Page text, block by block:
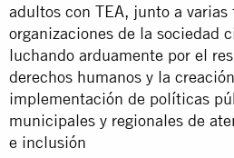
adultos con TEA, junto a varias
organizaciones de la sociedad
luchando arduamente por el
derechos humanos y la
implementación de políticas
municipales y regionales de
e inclusión